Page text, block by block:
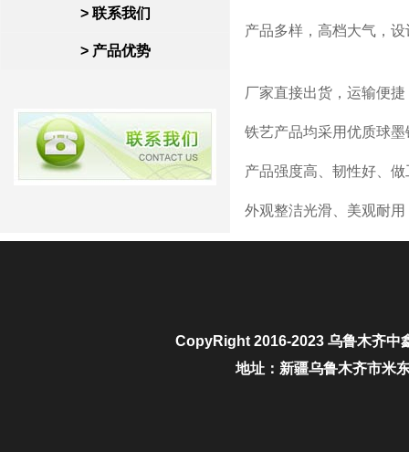
> 联系我们
> 产品优势
产品多样，高档大气，
厂家直接出货，运输便捷
铁艺产品均采用优质球
产品强度高、韧性好、
外观整洁光滑、美观耐
CopyRight 2016-2023 乌鲁木齐中
地址：新疆乌鲁木齐市米